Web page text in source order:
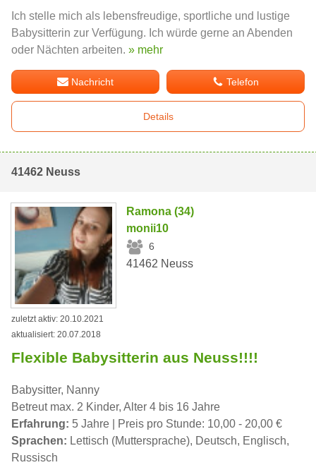
Ich stelle mich als lebensfreudige, sportliche und lustige
Babysitterin zur Verfügung. Ich würde gerne an Abenden
oder Nächten arbeiten. » mehr
Nachricht Telefon
Details
41462 Neuss
Ramona (34)
monii10
6
41462 Neuss
zuletzt aktiv: 20.10.2021
aktualisiert: 20.07.2018
Flexible Babysitterin aus Neuss!!!!
Babysitter, Nanny
Betreut max. 2 Kinder, Alter 4 bis 16 Jahre
Erfahrung: 5 Jahre | Preis pro Stunde: 10,00 - 20,00 €
Sprachen: Lettisch (Muttersprache), Deutsch, Englisch,
Russisch